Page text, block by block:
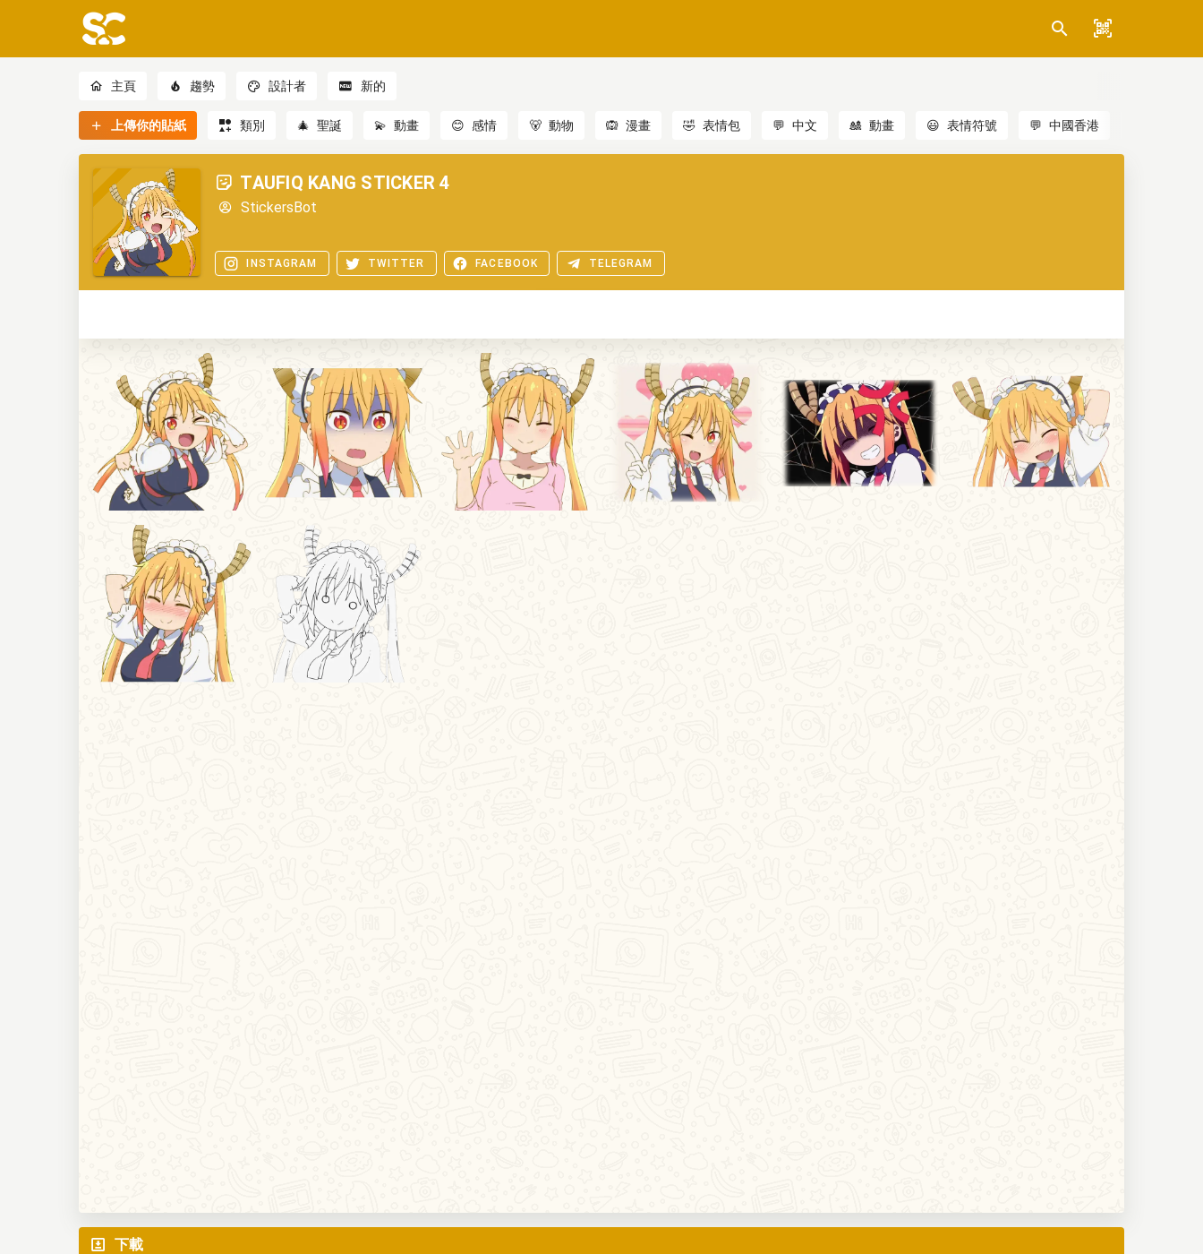
主頁 趨勢 設計者 新的
上傳你的貼紙 類別 🎄 聖誕 💫 動畫 😊 感情 🐻 動物 🙉 漫畫 🤣 表情包 💬 中文 🎎 動畫 😃 表情符號 💬 中國香港
TAUFIQ KANG STICKER 4
StickersBot
INSTAGRAM TWITTER FACEBOOK TELEGRAM
下載